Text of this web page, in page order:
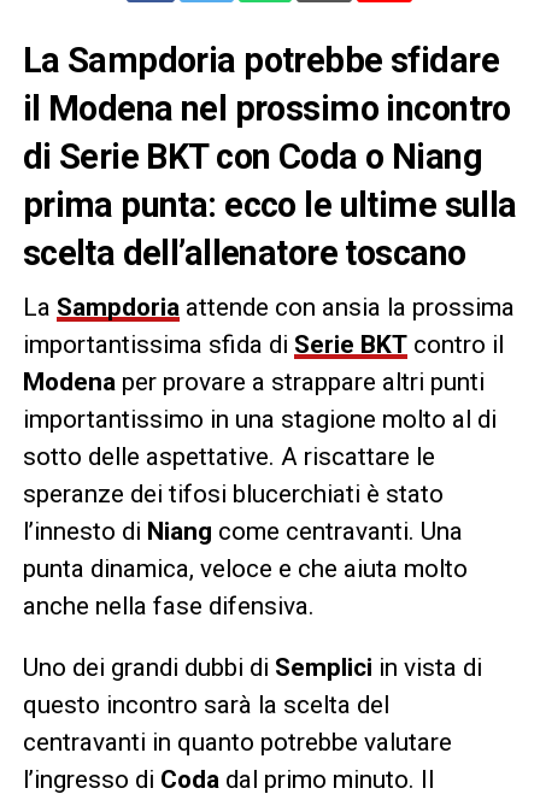
La Sampdoria potrebbe sfidare
il Modena nel prossimo incontro
di Serie BKT con Coda o Niang
prima punta: ecco le ultime sulla
scelta dell’allenatore toscano
La Sampdoria attende con ansia la prossima
importantissima sfida di Serie BKTcontro il
Modena per provare a strappare altri punti
importantissimo in una stagione molto al di
sotto delle aspettative. A riscattare le
speranze dei tifosi blucerchiati è stato
l’innesto di Niang come centravanti. Una
punta dinamica, veloce e che aiuta molto
anche nella fase difensiva.
Uno dei grandi dubbi di Semplici in vista di
questo incontro sarà la scelta del
centravanti in quanto potrebbe valutare
l’ingresso di Coda dal primo minuto. Il